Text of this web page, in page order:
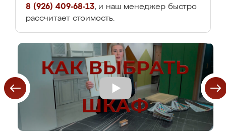
8 (926) 409-68-13, и наш менеджер быстро
рассчитает стоимость.